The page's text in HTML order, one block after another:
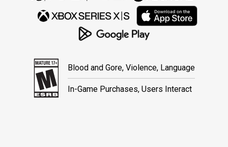
Blood and Gore, Violence, Language
In-Game Purchases, Users Interact